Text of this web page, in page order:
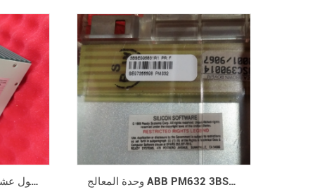
وحدة ABB PM803F الأساسية، 16 ميجابايت، ذاكرة وصول عشوائي (RAM) مخزنة بالبطارية، جديدة وأصلية في المخزون وحدة المعالج ABB PM632 3BSE005831R1